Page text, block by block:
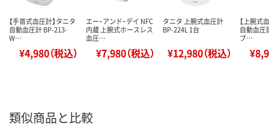
【手首式血圧計】タニタ
自動血圧計 BP-213-
W…
¥4,980（税込）
エー・アンド・デイ NFC
内蔵 上腕式ホースレス
血圧…
¥7,980（税込）
タニタ 上腕式血圧計
BP-224L 1台
¥12,980（税込）
【上腕式
自動血圧
ブ…
類似商品と比較